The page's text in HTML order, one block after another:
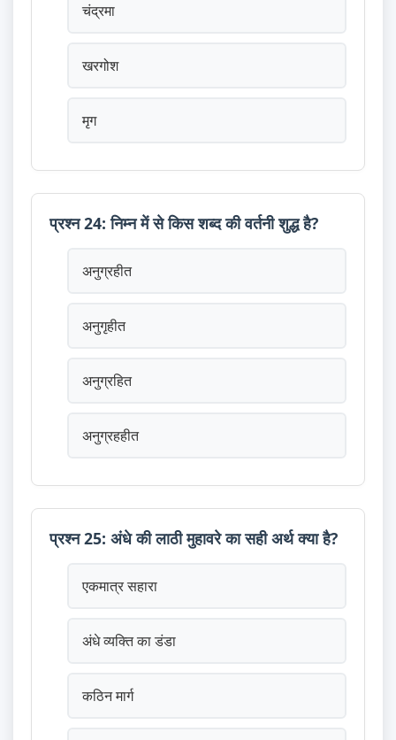
चंद्रमा
खरगोश
मृग
प्रश्न 24: निम्न में से किस शब्द की वर्तनी शुद्ध है?
अनुग्रहीत
अनुगृहीत
अनुग्रहित
अनुग्रहहीत
प्रश्न 25: अंधे की लाठी मुहावरे का सही अर्थ क्या है?
एकमात्र सहारा
अंधे व्यक्ति का डंडा
कठिन मार्ग